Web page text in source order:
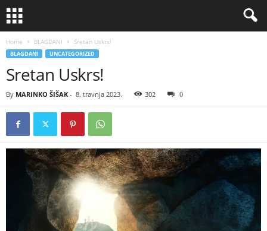
Home BLAGDANI Sretan Uskrs!
BLAGDANI UNCATEGORIZED
Sretan Uskrs!
By MARINKO ŠIŠAK - 8. travnja 2023. 302 0